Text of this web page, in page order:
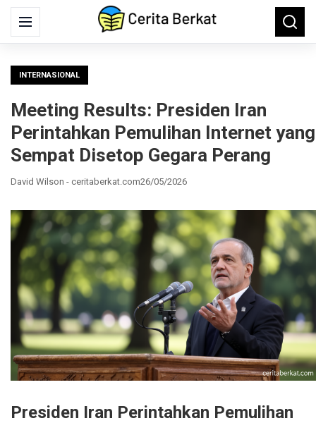
Menu
Search
for:
INTERNASIONAL
Meeting Results: Presiden Iran
Perintahkan Pemulihan Internet yang
Sempat Disetop Gegara Perang
David Wilson - ceritaberkat.com26/05/2026
Presiden Iran Perintahkan Pemulihan